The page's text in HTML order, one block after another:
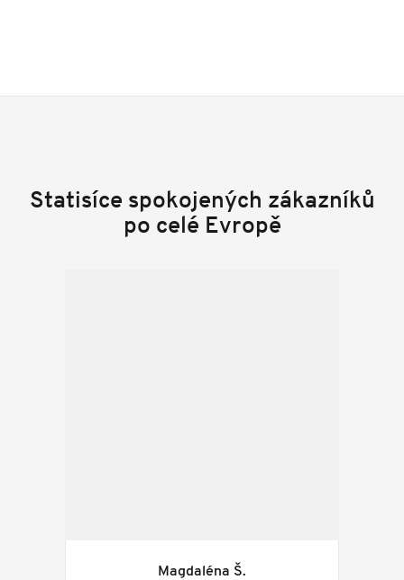
Statisíce spokojených zákazníků
po celé Evropě
Magdaléna Š.